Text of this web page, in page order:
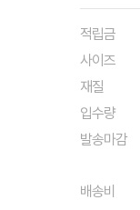
적립금
사이즈
재질
입수량
발송마감
배송비